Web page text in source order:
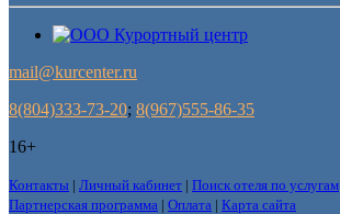
mail@kurcenter.ru
8(804)333-73-20; 8(967)555-86-35
16+
Контакты | Личный кабинет | Поиск отеля по услугам
Партнерская программа | Оплата | Карта сайта